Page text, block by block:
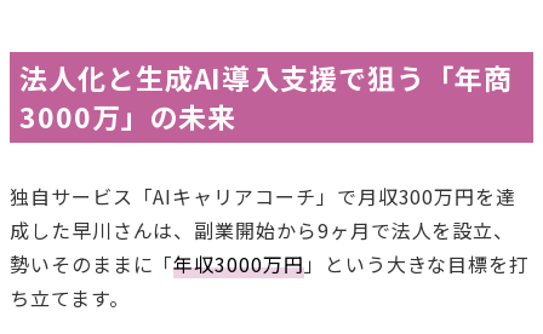
法人化と生成AI導入支援で狙う「年商
3000万」の未来
独自サービス「AIキャリアコーチ」で月収300万円を達
成した早川さんは、副業開始から9ヶ月で法人を設立、
勢いそのままに「年収3000万円」という大きな目標を打
ち立てます。